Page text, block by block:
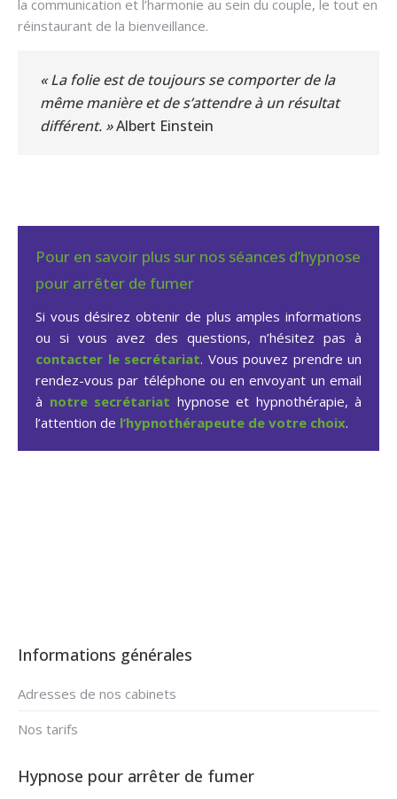
la communication et l’harmonie au sein du couple, le tout en
réinstaurant de la bienveillance.
« La folie est de toujours se comporter de la
même manière et de s’attendre à un résultat
différent. »Albert Einstein
Pour en savoir plus sur nos séances d’hypnose
pour arrêter de fumer
Si vous désirez obtenir de plus amples informations
ou si vous avez des questions, n’hésitez pas à
contacter le secrétariat. Vous pouvez prendre un
rendez-vous par téléphone ou en envoyant un email
à notre secrétariat hypnose et hypnothérapie, à
l’attention de l’hypnothérapeute de votre choix.
Informations générales
Adresses de nos cabinets
Nos tarifs
Hypnose pour arrêter de fumer